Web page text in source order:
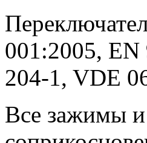
001:2005,
204-1, VDE
Все зажимы